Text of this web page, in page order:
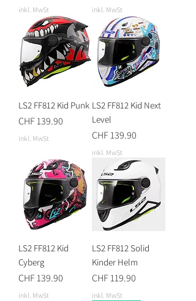
inkl. MwSt inkl. MwSt
LS2 FF812 Kid Punk
Preis
CHF 139.90
inkl. MwSt
LS2 FF812 Kid Next
Level
Preis
CHF 139.90
inkl. MwSt
LS2 FF812 Kid
Cyberg
Preis
CHF 139.90
inkl. MwSt
LS2 FF812 Solid
Kinder Helm
Preis
CHF 119.90
inkl. MwSt